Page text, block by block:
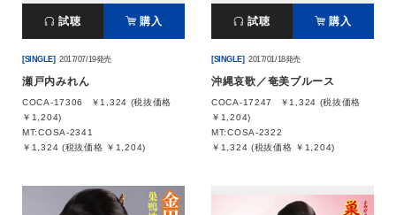
試聴 購入
[SINGLE] 2017/07/19発売
瀬戸内みれん
COCA-17306
￥1,324 (税抜価格
￥1,204)
MT:COSA-2341
￥1,324 (税抜価格 ￥1,204)
試聴 購入
[SINGLE] 2017/01/18発売
沖縄哀歌／奄美ブルース
COCA-17247
￥1,324 (税抜価格
￥1,204)
MT:COSA-2322
￥1,324 (税抜価格 ￥1,204)